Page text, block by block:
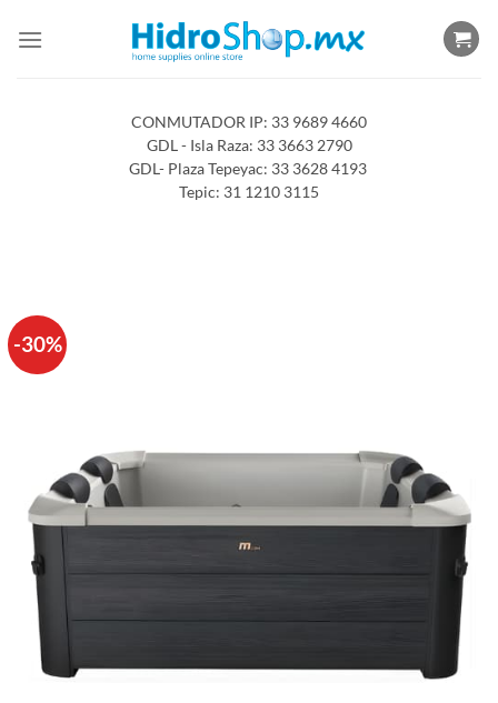
CONMUTADOR IP: 33 9689 4660
GDL - Isla Raza: 33 3663 2790
GDL- Plaza Tepeyac: 33 3628 4193
Tepic: 31 1210 3115
-30%